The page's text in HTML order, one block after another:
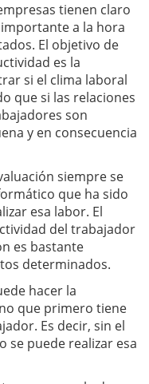
tienen claro
a la hora
El objetivo de
es la
si el clima laboral
que si las relaciones
son
y en consecuencia
siempre se
que ha sido
esa labor. El
del trabajador
es bastante
determinados.
hacer la
que primero tiene
Es decir, sin el
se puede realizar esa